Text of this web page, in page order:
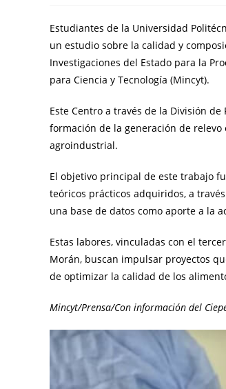
Estudiantes de la Universidad
un estudio sobre la calidad y
Investigaciones del Estado para la
para Ciencia y Tecnología (Mincyt).
Este Centro a través de la División
formación de la generación de
agroindustrial.
El objetivo principal de este trabajo
teóricos prácticos adquiridos, a
una base de datos como aporte a la
Estas labores, vinculadas con el
Morán, buscan impulsar proyectos
de optimizar la calidad de los
Mincyt/Prensa/Con información del